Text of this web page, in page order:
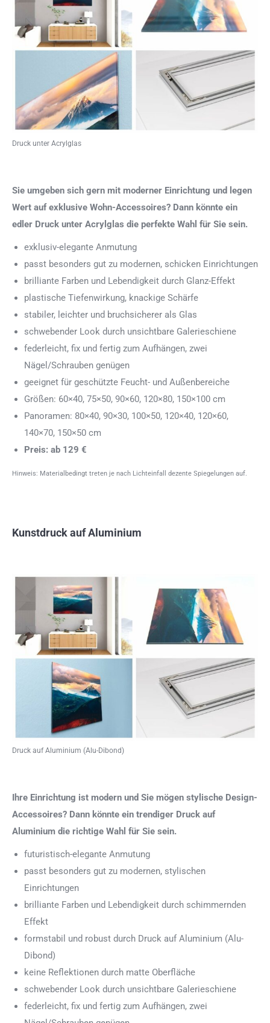
Druck unter Acrylglas
Sie umgeben sich gern mit moderner Einrichtung und legen
Wert auf exklusive Wohn-Accessoires? Dann könnte ein
edler Druck unter Acrylglas die perfekte Wahl für Sie sein.
exklusiv-elegante Anmutung
passt besonders gut zu modernen, schicken Einrichtungen
brilliante Farben und Lebendigkeit durch Glanz-Effekt
plastische Tiefenwirkung, knackige Schärfe
stabiler, leichter und bruchsicherer als Glas
schwebender Look durch unsichtbare Galerieschiene
federleicht, fix und fertig zum Aufhängen, zwei
Nägel/Schrauben genügen
geeignet für geschützte Feucht- und Außenbereiche
Größen: 60×40, 75×50, 90×60, 120×80, 150×100 cm
Panoramen: 80×40, 90×30, 100×50, 120×40, 120×60,
140×70, 150×50 cm
Preis: ab 129 €
Hinweis: Materialbedingt treten je nach Lichteinfall dezente Spiegelungen auf.
Kunstdruck auf Aluminium
Druck auf Aluminium (Alu-Dibond)
Ihre Einrichtung ist modern und Sie mögen stylische Design-
Accessoires? Dann könnte ein trendiger Druck auf
Aluminium die richtige Wahl für Sie sein.
futuristisch-elegante Anmutung
passt besonders gut zu modernen, stylischen
Einrichtungen
brilliante Farben und Lebendigkeit durch schimmernden
Effekt
formstabil und robust durch Druck auf Aluminium (Alu-
Dibond)
keine Reflektionen durch matte Oberfläche
schwebender Look durch unsichtbare Galerieschiene
federleicht, fix und fertig zum Aufhängen, zwei